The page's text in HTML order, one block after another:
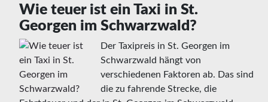
Wie teuer ist ein Taxi in St.
Georgen im Schwarzwald?
Der Taxipreis in St. Georgen im
Schwarzwald hängt von
verschiedenen Faktoren ab. Das sind
die zu fahrende Strecke, die